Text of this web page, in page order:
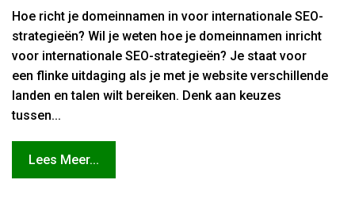
Hoe richt je domeinnamen in voor internationale SEO-
strategieën? Wil je weten hoe je domeinnamen inricht
voor internationale SEO-strategieën? Je staat voor
een flinke uitdaging als je met je website verschillende
landen en talen wilt bereiken. Denk aan keuzes
tussen...
Lees Meer...